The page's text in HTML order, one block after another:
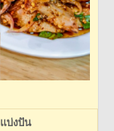
แบ่งปัน